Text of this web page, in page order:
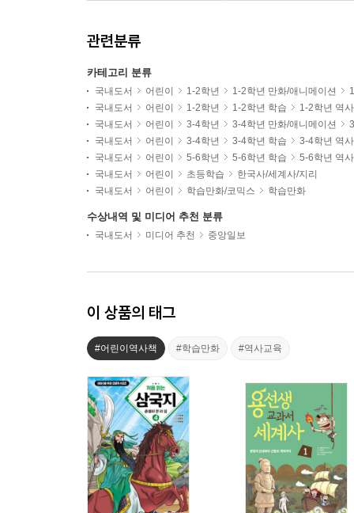
관련분류
카테고리 분류
국내도서 어린이 1-2학년 1-2학년 만화/애니메이션
국내도서
어린이 1-2학년 1-2학년 학습
1-2학년 역
국내도서
어린이 3-4학년 3-4학년 만화/애니메이션
국내도서
어린이 3-4학년 3-4학년 학습
3-4학년 역
국내도서
어린이 5-6학년 5-6학년 학습
5-6학년 역
국내도서
어린이 초등학습
한국사/세계사/지리
국내도서
어린이 학습만화/코믹스 학습만화
수상내역 및 미디어 추천 분류
국내도서 미디어 추천 중앙일보
이 상품의 태그
#어린이역사책 #학습만화 #역사교육